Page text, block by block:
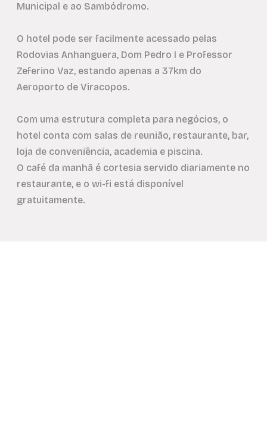
Municipal e ao Sambódromo.
O hotel pode ser facilmente acessado pelas
Rodovias Anhanguera, Dom Pedro I e Professor
Zeferino Vaz, estando apenas a 37km do
Aeroporto de Viracopos.
Com uma estrutura completa para negócios, o
hotel conta com salas de reunião, restaurante, bar,
loja de conveniência, academia e piscina.
O café da manhã é cortesia servido diariamente no
restaurante, e o wi-fi está disponível
gratuitamente.